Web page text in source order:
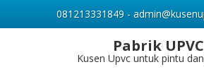
Pabrik UPVC
Kusen Upvc untuk pintu
081213331849 -